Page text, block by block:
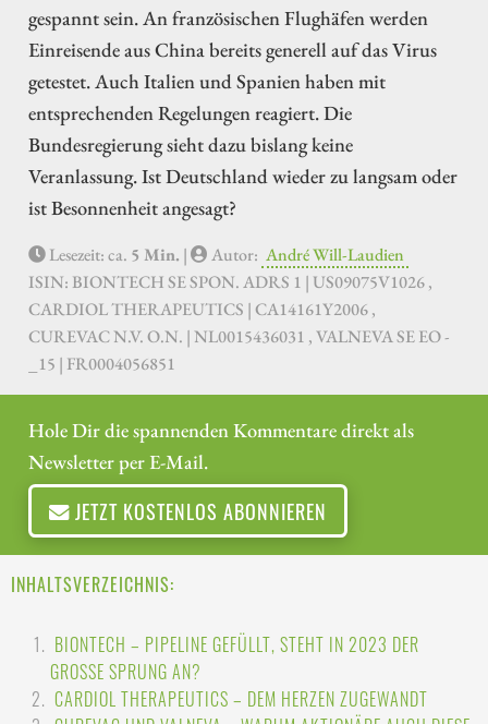
gespannt sein. An französischen Flughäfen werden
Einreisende aus China bereits generell auf das Virus
getestet. Auch Italien und Spanien haben mit
entsprechenden Regelungen reagiert. Die
Bundesregierung sieht dazu bislang keine
Veranlassung. Ist Deutschland wieder zu langsam oder
ist Besonnenheit angesagt?
Lesezeit: ca. 5 Min. | Autor: André Will-Laudien
ISIN: BIONTECH SE SPON. ADRS 1 | US09075V1026 ,
CARDIOL THERAPEUTICS | CA14161Y2006 ,
CUREVAC N.V. O.N. | NL0015436031 , VALNEVA SE EO -
_15 | FR0004056851
Hole Dir die spannenden Kommentare direkt als
Newsletter per E-Mail.
JETZT KOSTENLOS ABONNIEREN
INHALTSVERZEICHNIS:
BIONTECH – PIPELINE GEFÜLLT, STEHT IN 2023 DER
GROSSE SPRUNG AN?
CARDIOL THERAPEUTICS – DEM HERZEN ZUGEWANDT